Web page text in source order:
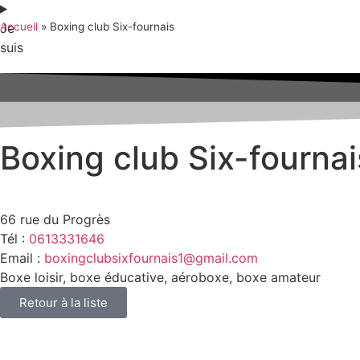
Je
suis
Accueil » Boxing club Six-fournais
Boxing club Six-
66 rue du Progrès
Tél : 0613331646
Email : boxingclubsixfournais1@gmail.com
Boxe loisir, boxe éducative, aéroboxe, boxe amateur
Retour à la liste